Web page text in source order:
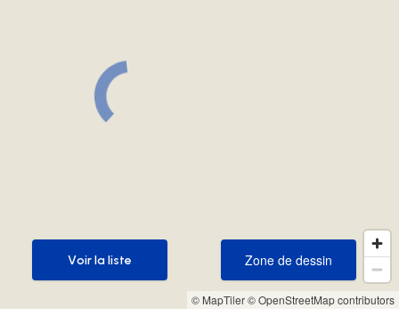
© MapTiler© OpenStreetMap contributors
Zone de dessin
Zone de dessin
Voir la liste
Voir la liste